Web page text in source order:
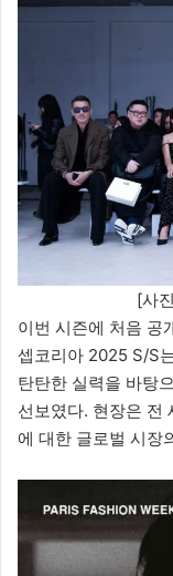
[사
이번 시즌에 처음 공
셉코리아 2025 S/S
탄탄한 실력을 바탕
선보였다. 현장은 전
에 대한 글로벌 시장